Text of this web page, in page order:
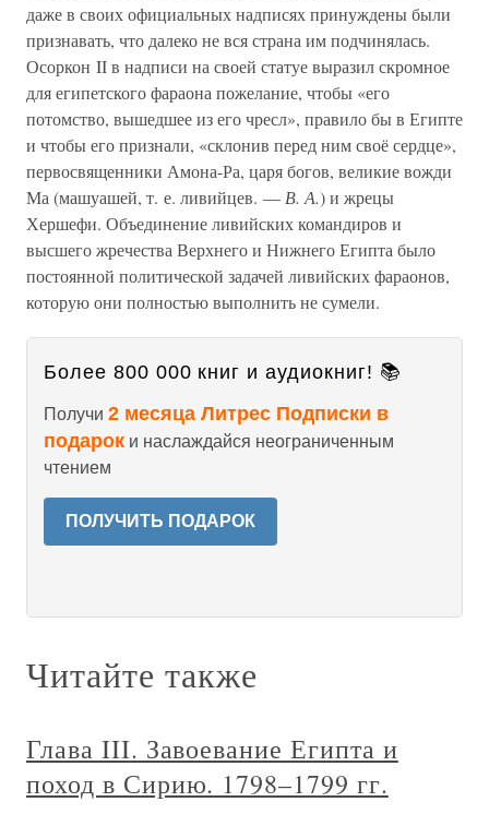
даже в своих официальных надписях принуждены были
признавать, что далеко не вся страна им подчинялась.
Осоркон II в надписи на своей статуе выразил скромное
для египетского фараона пожелание, чтобы «его
потомство, вышедшее из его чресл», правило бы в Египте
и чтобы его признали, «склонив перед ним своё сердце»,
первосвященники Амона-Ра, царя богов, великие вожди
Ма (машуашей, т. е. ливийцев. — В. А.) и жрецы
Хершефи. Объединение ливийских командиров и
высшего жречества Верхнего и Нижнего Египта было
постоянной политической задачей ливийских фараонов,
которую они полностью выполнить не сумели.
Более 800 000 книг и аудиокниг! 📚
Получи 2 месяца Литрес Подписки в
подарок и наслаждайся неограниченным
чтением
ПОЛУЧИТЬ ПОДАРОК
Читайте также
Глава III. Завоевание Египта и
поход в Сирию. 1798–1799 гг.